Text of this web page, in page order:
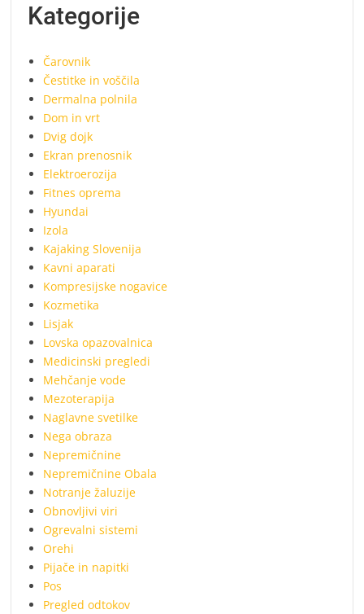
Kategorije
Čarovnik
Čestitke in voščila
Dermalna polnila
Dom in vrt
Dvig dojk
Ekran prenosnik
Elektroerozija
Fitnes oprema
Hyundai
Izola
Kajaking Slovenija
Kavni aparati
Kompresijske nogavice
Kozmetika
Lisjak
Lovska opazovalnica
Medicinski pregledi
Mehčanje vode
Mezoterapija
Naglavne svetilke
Nega obraza
Nepremičnine
Nepremičnine Obala
Notranje žaluzije
Obnovljivi viri
Ogrevalni sistemi
Orehi
Pijače in napitki
Pos
Pregled odtokov